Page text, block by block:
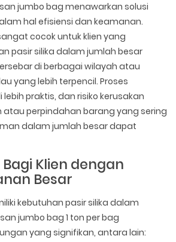
jumbo bag menawarkan solusi
hal efisiensi dan keamanan.
cocok untuk klien yang
pasir silika dalam jumlah besar
di berbagai wilayah atau
yang lebih terpencil. Proses
praktis, dan risiko kerusakan
atau perpindahan barang yang sering
dalam jumlah besar dapat
Klien dengan
Besar
kebutuhan pasir silika dalam
jumbo bag 1 ton per bag
yang signifikan, antara lain: